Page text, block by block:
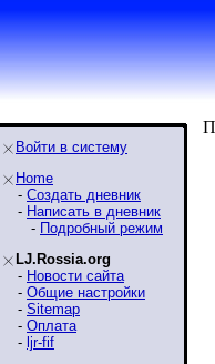
Войти в систему
Home
- Создать дневник
- Написать в дневник
- Подробный режим
LJ.Rossia.org
- Новости сайта
- Общие настройки
- Sitemap
- Оплата
- ljr-fif